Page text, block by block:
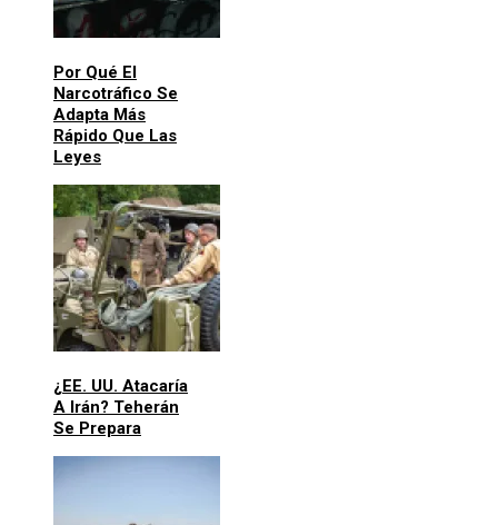
Por Qué El
Narcotráfico Se
Adapta Más
Rápido Que Las
Leyes
¿EE. UU. Atacaría
A Irán? Teherán
Se Prepara